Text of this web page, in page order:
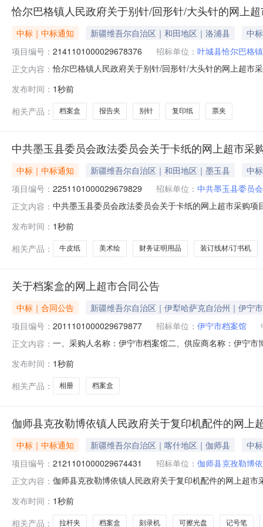
恰尔巴格镇人民政府关于别针/回形针/大头针的网上
中标｜中标通知 新疆维吾尔自治区｜和田地区｜洛浦县
中
项目编号： 2141101000029678376 招标单位： 叶城县恰尔巴格
正文内容： 恰尔巴格镇人民政府关于别针/回形针/大头针的网上超市
所在行政区划编码:653224项目所在行政区划名称:新疆
发布时间： 1秒前
相关产品：
档案盒 报告夹 别针 复印纸 票夹
中共墨玉县委员会政法委员会关于卡纸的网上超市采
中标｜中标通知 新疆维吾尔自治区｜和田地区｜墨玉县
中
项目编号： 2251101000029679829 招标单位： 中共墨玉县委员
正文内容： 中共墨玉县委员会政法委员会关于卡纸的网上超市采购
编码:653222项目所在行政区划名称:新疆维吾尔自治区
发布时间： 1秒前
相关产品：
牛皮纸 美术绘 财务证明用品 装订线材/订书机
关于档案盒的网上超市合同公告
中标｜合同公告
新疆维吾尔自治区｜伊犁哈萨克自治州｜伊宁市
项目编号： 2011101000029679877 招标单位： 伊宁市档案馆
正文内容： 一、采购人名称：伊宁市档案馆二、供应商名称：伊宁
档案无品牌10052577492728本3.0050150服务要求或
发布时间： 1秒前
相关产品：
相册 档案盒
伽师县克孜勒博依镇人民政府关于复印机配件的网上
中标｜中标通知 新疆维吾尔自治区｜喀什地区｜伽师县
中
项目编号： 2121101000029674431 招标单位： 伽师县克孜勒博
正文内容： 伽师县克孜勒博依镇人民政府关于复印机配件的网上超
在行政区划编码:653129项目所在行政区划名称:新疆维
发布时间： 1秒前
相关产品：
拉杆夹 档案盒 刻录机 可擦光盘 记号笔